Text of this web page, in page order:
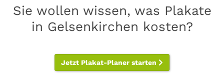
Sie wollen wissen, was Plakate
in Gelsenkirchen kosten?
Jetzt Plakat-Planer starten